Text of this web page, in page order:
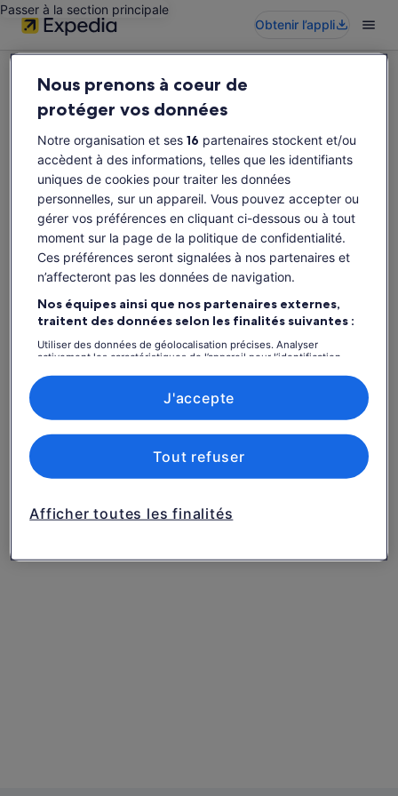
Passer à la section principale
Obtenir l’appli
Désolés, cette activité n’est pas disponible.
Veuillez rechercher d’autres activités.
Rechercher à nouveau
Nous prenons à coeur de
protéger vos données
Notre organisation et ses 16 partenaires stockent et/ou
accèdent à des informations, telles que les identifiants
uniques de cookies pour traiter les données
personnelles, sur un appareil. Vous pouvez accepter ou
gérer vos préférences en cliquant ci-dessous ou à tout
moment sur la page de la politique de confidentialité.
Ces préférences seront signalées à nos partenaires et
n’affecteront pas les données de navigation.
Nos équipes ainsi que nos partenaires externes,
traitent des données selon les finalités suivantes :
Utiliser des données de géolocalisation précises. Analyser
activement les caractéristiques de l’appareil pour l’identification.
et contenu personnalisés, mesure de performance des publicités
et du contenu, études d’audience et développement de services.
Liste de nos partenaires (fournisseurs)
Afficher toutes les finalités
Tout refuser
J'accepte